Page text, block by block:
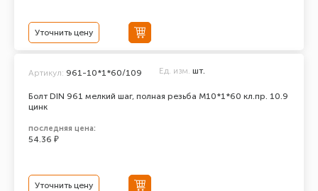
Уточнить цену
Болт DIN 961 мелкий шаг, полная резьба M10*1*60 кл.пр. 10.9
цинк
Артикул: 961-10*1*60/109 Ед. изм. шт.
последняя цена:
54.36 ₽
Уточнить цену